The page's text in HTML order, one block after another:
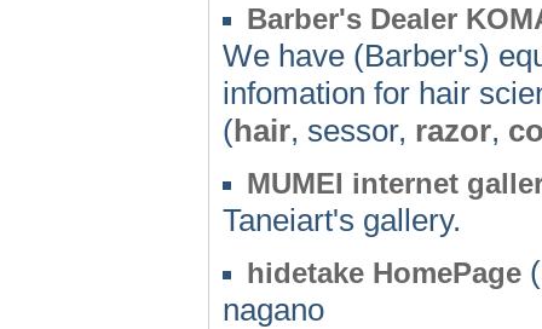
Barber's Dealer
We have (Barber's)
infomation for hair
(hair, sessor, razor,
MUMEI internet
Taneiart's gallery.
hidetake HomePage
nagano